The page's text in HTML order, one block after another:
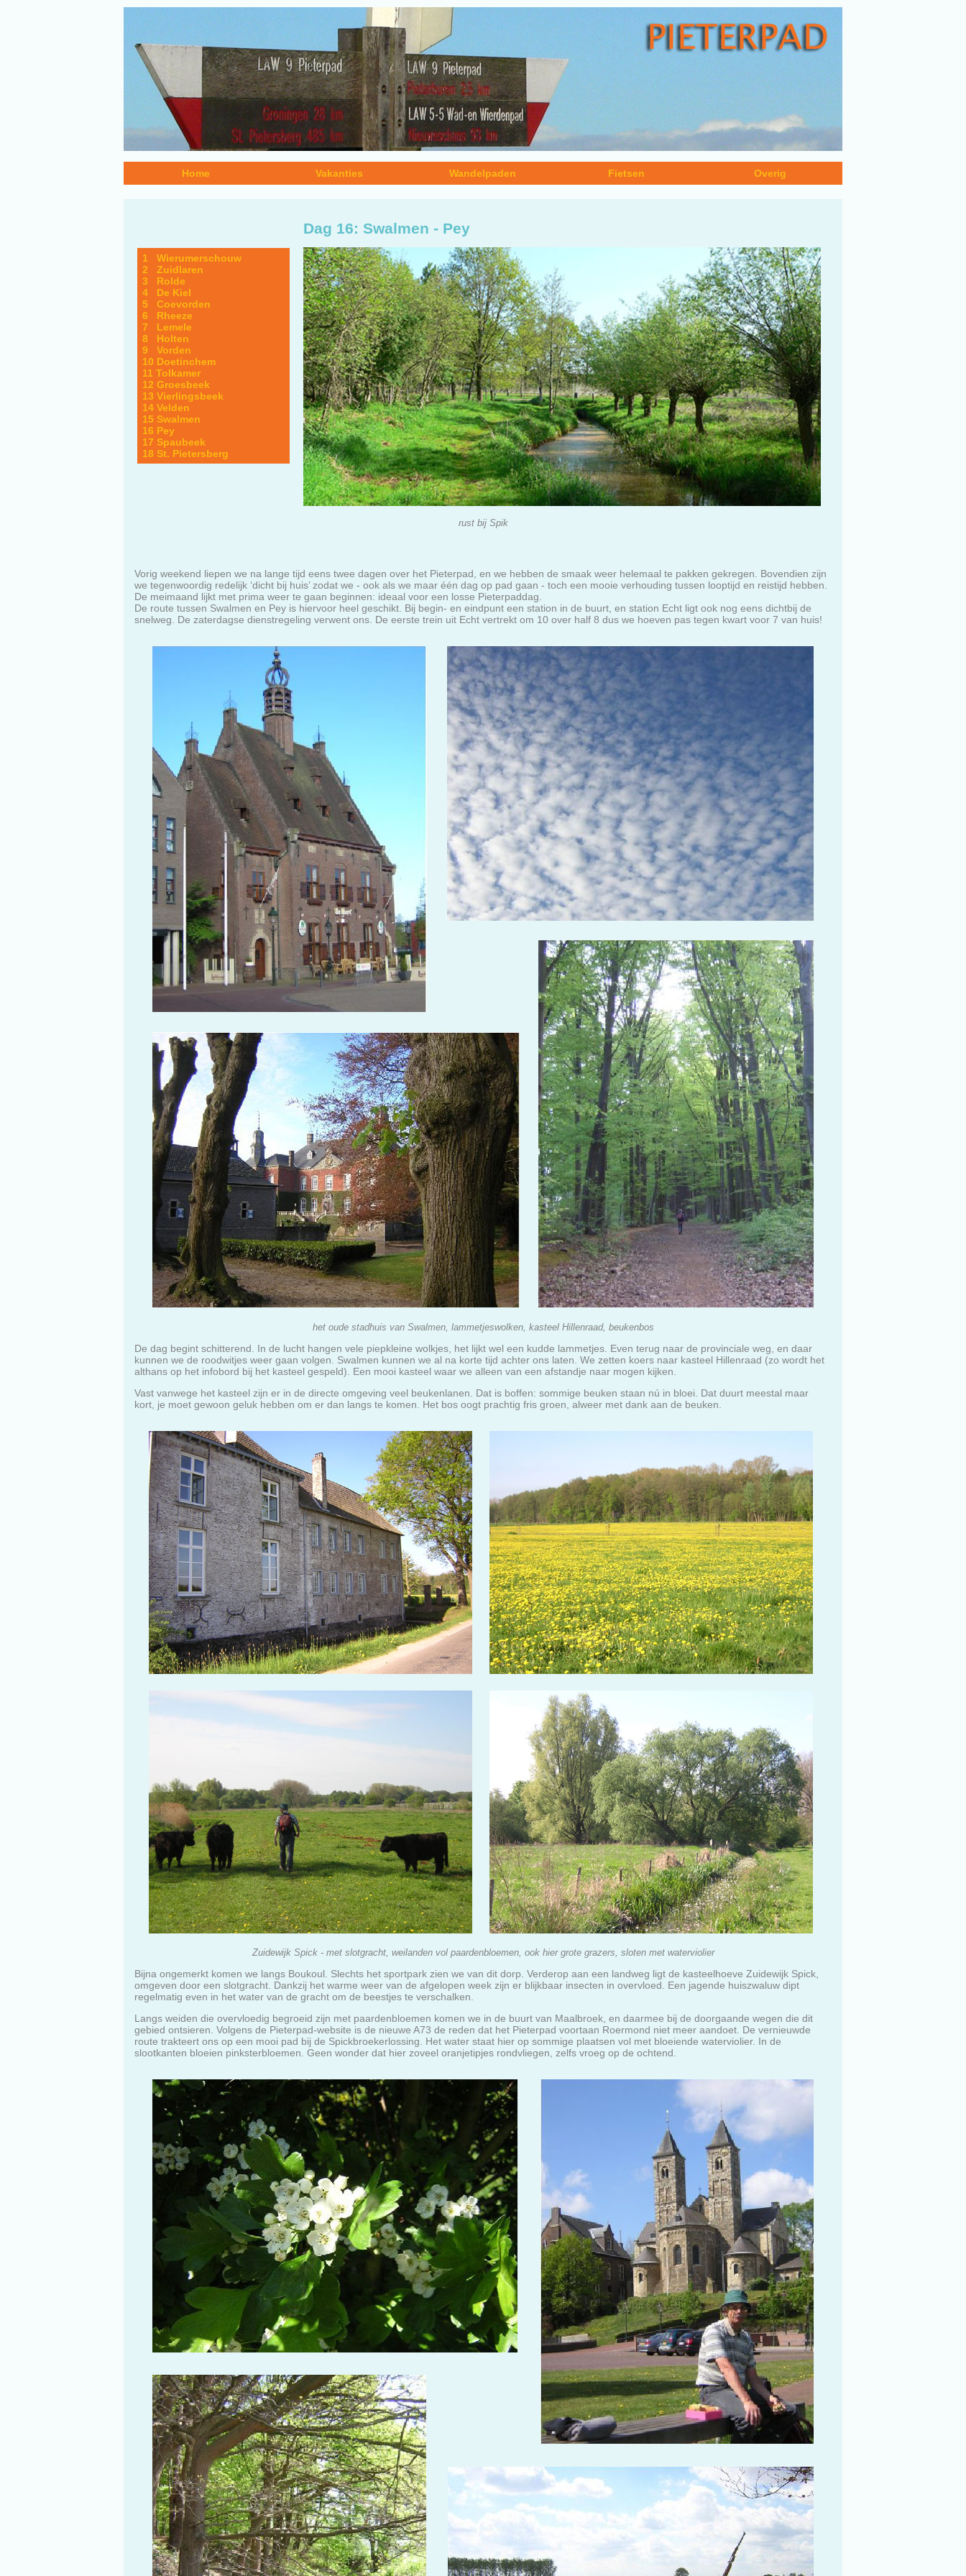
Home Vakanties Wandelpaden Fietsen Overig
1 Wierumerschouw
2 Zuidlaren
3 Rolde
4 De Kiel
5 Coevorden
6 Rheeze
7 Lemele
8 Holten
9 Vorden
10 Doetinchem
11 Tolkamer
12 Groesbeek
13 Vierlingsbeek
14 Velden
15 Swalmen
16 Pey
17 Spaubeek
18 St. Pietersberg
Dag 16: Swalmen - Pey
rust bij Spik
Vorig weekend liepen we na lange tijd eens twee dagen over het Pieterpad, en we hebben de smaak weer helemaal te pakken gekregen. Bovendien zijn
we tegenwoordig redelijk ‘dicht bij huis’ zodat we - ook als we maar één dag op pad gaan - toch een mooie verhouding tussen looptijd en reistijd hebben.
De meimaand lijkt met prima weer te gaan beginnen: ideaal voor een losse Pieterpaddag.
De route tussen Swalmen en Pey is hiervoor heel geschikt. Bij begin- en eindpunt een station in de buurt, en station Echt ligt ook nog eens dichtbij de
snelweg. De zaterdagse dienstregeling verwent ons. De eerste trein uit Echt vertrekt om 10 over half 8 dus we hoeven pas tegen kwart voor 7 van huis!
het oude stadhuis van Swalmen, lammetjeswolken, kasteel Hillenraad, beukenbos
De dag begint schitterend. In de lucht hangen vele piepkleine wolkjes, het lijkt wel een kudde lammetjes. Even terug naar de provinciale weg, en daar
kunnen we de roodwitjes weer gaan volgen. Swalmen kunnen we al na korte tijd achter ons laten. We zetten koers naar kasteel Hillenraad (zo wordt het
althans op het infobord bij het kasteel gespeld). Een mooi kasteel waar we alleen van een afstandje naar mogen kijken.
Vast vanwege het kasteel zijn er in de directe omgeving veel beukenlanen. Dat is boffen: sommige beuken staan nú in bloei. Dat duurt meestal maar
kort, je moet gewoon geluk hebben om er dan langs te komen. Het bos oogt prachtig fris groen, alweer met dank aan de beuken.
Zuidewijk Spick - met slotgracht, weilanden vol paardenbloemen, ook hier grote grazers, sloten met waterviolier
Bijna ongemerkt komen we langs Boukoul. Slechts het sportpark zien we van dit dorp. Verderop aan een landweg ligt de kasteelhoeve Zuidewijk Spick,
omgeven door een slotgracht. Dankzij het warme weer van de afgelopen week zijn er blijkbaar insecten in overvloed. Een jagende huiszwaluw dipt
regelmatig even in het water van de gracht om de beestjes te verschalken.
Langs weiden die overvloedig begroeid zijn met paardenbloemen komen we in de buurt van Maalbroek, en daarmee bij de doorgaande wegen die dit
gebied ontsieren. Volgens de Pieterpad-website is de nieuwe A73 de reden dat het Pieterpad voortaan Roermond niet meer aandoet. De vernieuwde
route trakteert ons op een mooi pad bij de Spickbroekerlossing. Het water staat hier op sommige plaatsen vol met bloeiende waterviolier. In de
slootkanten bloeien pinksterbloemen. Geen wonder dat hier zoveel oranjetipjes rondvliegen, zelfs vroeg op de ochtend.